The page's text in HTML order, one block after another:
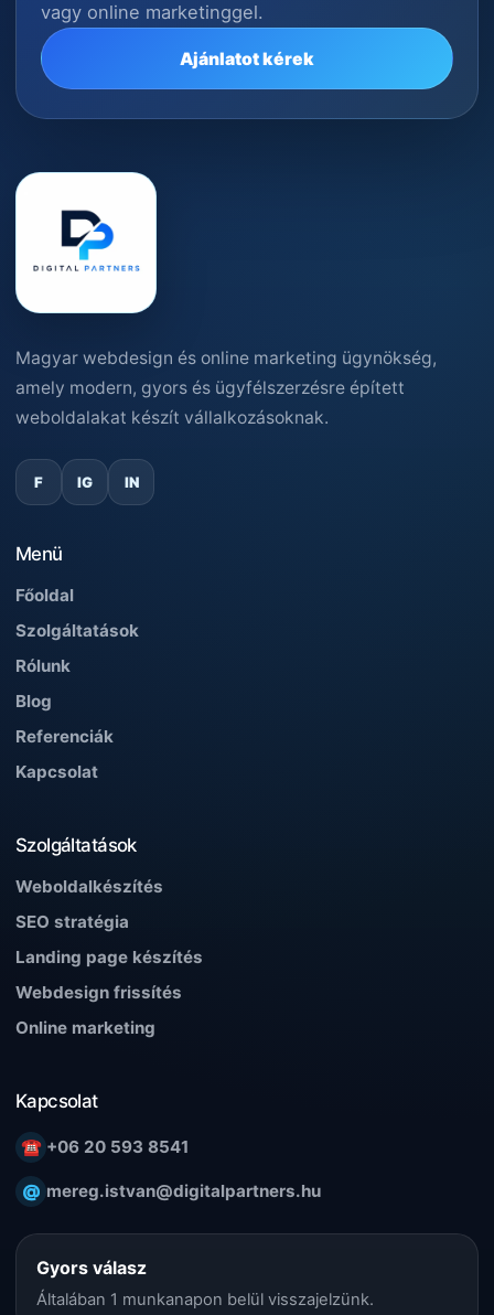
vagy online marketinggel.
Ajánlatot kérek
Magyar webdesign és online marketing ügynökség,
amely modern, gyors és ügyfélszerzésre épített
weboldalakat készít vállalkozásoknak.
F IG IN
Menü
Főoldal
Szolgáltatások
Rólunk
Blog
Referenciák
Kapcsolat
Szolgáltatások
Weboldalkészítés
SEO stratégia
Landing page készítés
Webdesign frissítés
Online marketing
Kapcsolat
☎ +06 20 593 8541
@ mereg.istvan@digitalpartners.hu
Gyors válasz
Általában 1 munkanapon belül visszajelzünk.